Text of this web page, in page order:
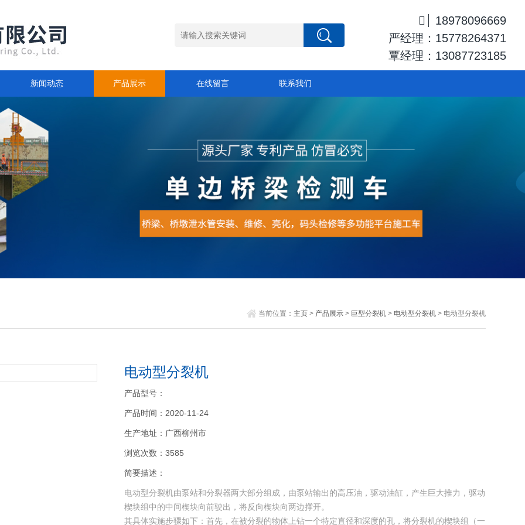

18978096669
严经理：15778264371
覃经理：13087723185
新闻动态 产品展示 在线留言 联系我们
当前位置： 主页> 产品展示> 巨型分裂机> 电动型分裂机> 电动型分裂机
电动型分裂机
产品型号：
产品时间：2020-11-24
生产地址：广西柳州市
浏览次数：3585
简要描述：
电动型分裂机由泵站和分裂器两大部分组成，由泵站输出的高压油，驱动油缸，产生巨大推力，驱动
楔块组中的中间楔块向前驶出，将反向楔块向两边撑开。
其具体实施步骤如下：首先，在被分裂的物体上钻一个特定直径和深度的孔，将分裂机的楔块组（一